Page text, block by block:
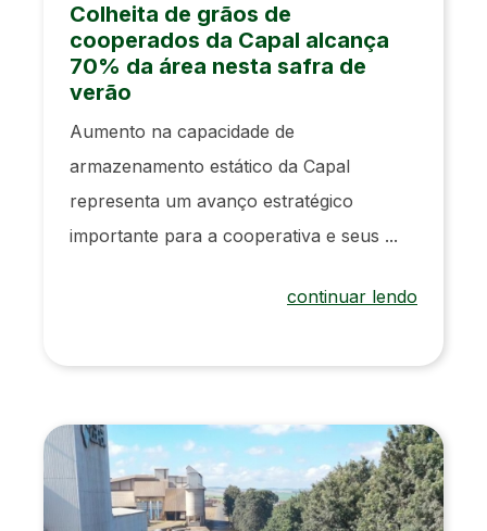
Colheita de grãos de
cooperados da Capal alcança
70% da área nesta safra de
verão
Aumento na capacidade de
armazenamento estático da Capal
representa um avanço estratégico
importante para a cooperativa e seus ...
continuar lendo